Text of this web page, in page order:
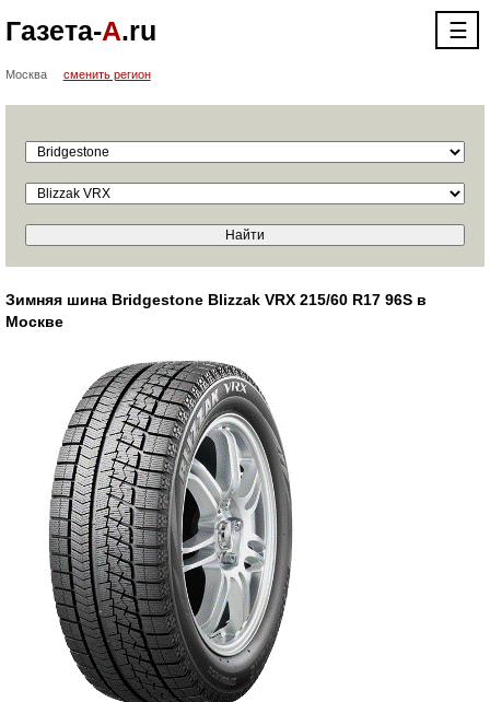
Газета-А.ru ☰
Москва сменить регион
Зимняя шина Bridgestone Blizzak VRX 215/60 R17 96S в
Москве